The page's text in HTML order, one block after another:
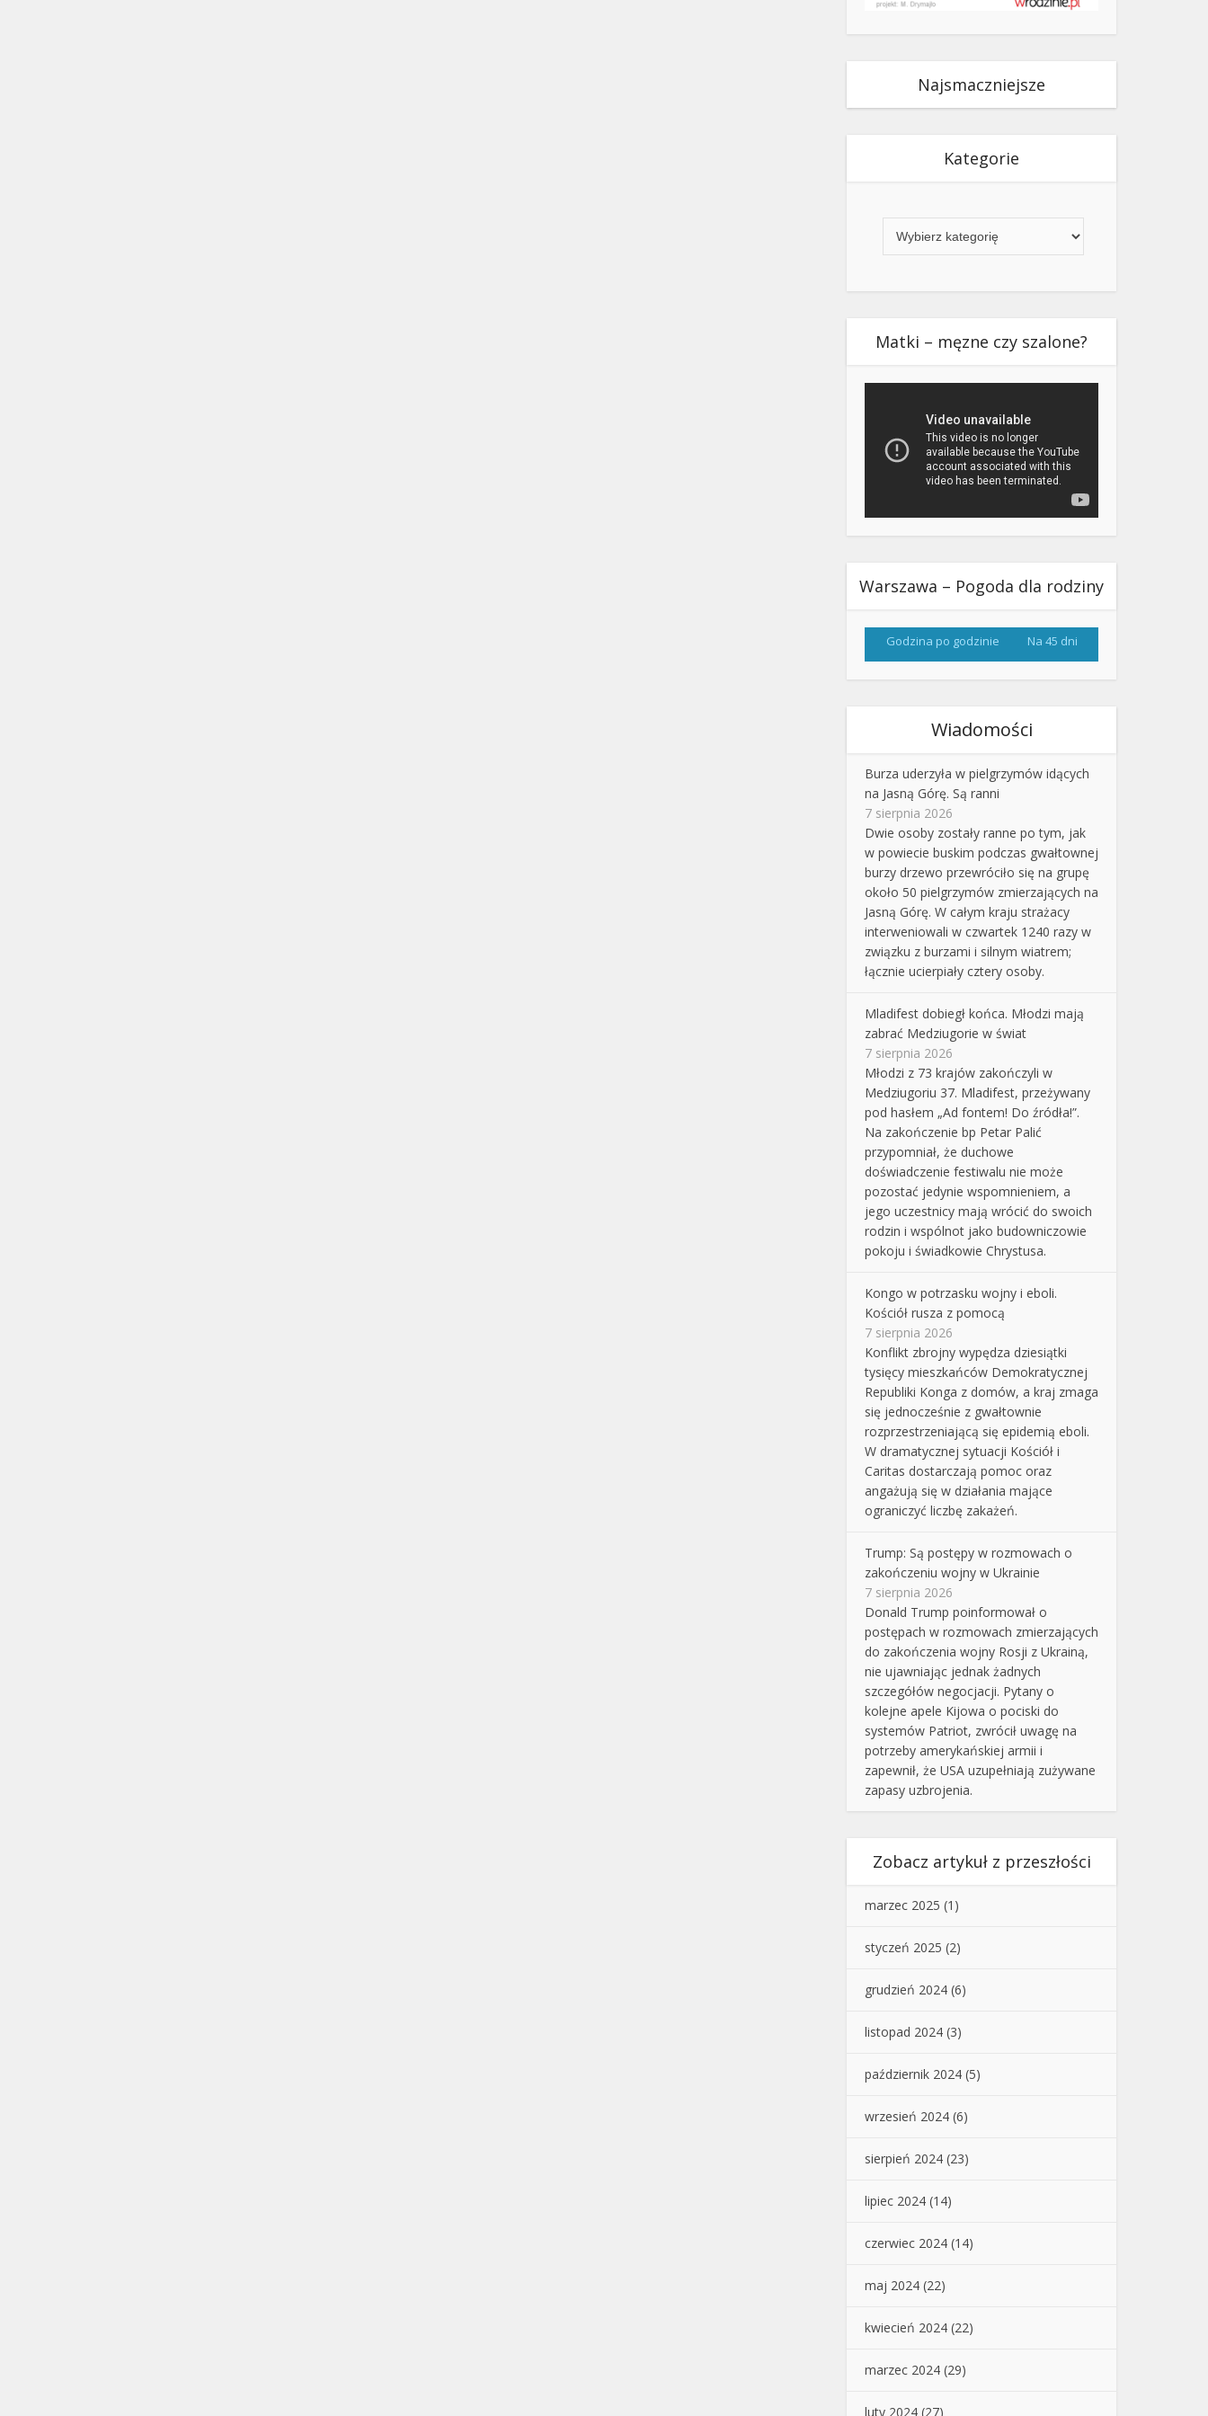
Najsmaczniejsze
Kategorie
Matki – męzne czy szalone?
Warszawa – Pogoda dla rodziny
Godzina po godzinie Na 45 dni
Wiadomości
Burza uderzyła w pielgrzymów idących
na Jasną Górę. Są ranni
7 sierpnia 2026
Dwie osoby zostały ranne po tym, jak
w powiecie buskim podczas gwałtownej
burzy drzewo przewróciło się na grupę
około 50 pielgrzymów zmierzających na
Jasną Górę. W całym kraju strażacy
interweniowali w czwartek 1240 razy w
związku z burzami i silnym wiatrem;
łącznie ucierpiały cztery osoby.
Mladifest dobiegł końca. Młodzi mają
zabrać Medziugorie w świat
7 sierpnia 2026
Młodzi z 73 krajów zakończyli w
Medziugoriu 37. Mladifest, przeżywany
pod hasłem „Ad fontem! Do źródła!”.
Na zakończenie bp Petar Palić
przypomniał, że duchowe
doświadczenie festiwalu nie może
pozostać jedynie wspomnieniem, a
jego uczestnicy mają wrócić do swoich
rodzin i wspólnot jako budowniczowie
pokoju i świadkowie Chrystusa.
Kongo w potrzasku wojny i eboli.
Kościół rusza z pomocą
7 sierpnia 2026
Konflikt zbrojny wypędza dziesiątki
tysięcy mieszkańców Demokratycznej
Republiki Konga z domów, a kraj zmaga
się jednocześnie z gwałtownie
rozprzestrzeniającą się epidemią eboli.
W dramatycznej sytuacji Kościół i
Caritas dostarczają pomoc oraz
angażują się w działania mające
ograniczyć liczbę zakażeń.
Trump: Są postępy w rozmowach o
zakończeniu wojny w Ukrainie
7 sierpnia 2026
Donald Trump poinformował o
postępach w rozmowach zmierzających
do zakończenia wojny Rosji z Ukrainą,
nie ujawniając jednak żadnych
szczegółów negocjacji. Pytany o
kolejne apele Kijowa o pociski do
systemów Patriot, zwrócił uwagę na
potrzeby amerykańskiej armii i
zapewnił, że USA uzupełniają zużywane
zapasy uzbrojenia.
Zobacz artykuł z przeszłości
marzec 2025 (1)
styczeń 2025 (2)
grudzień 2024 (6)
listopad 2024 (3)
październik 2024 (5)
wrzesień 2024 (6)
sierpień 2024 (23)
lipiec 2024 (14)
czerwiec 2024 (14)
maj 2024 (22)
kwiecień 2024 (22)
marzec 2024 (29)
luty 2024 (27)